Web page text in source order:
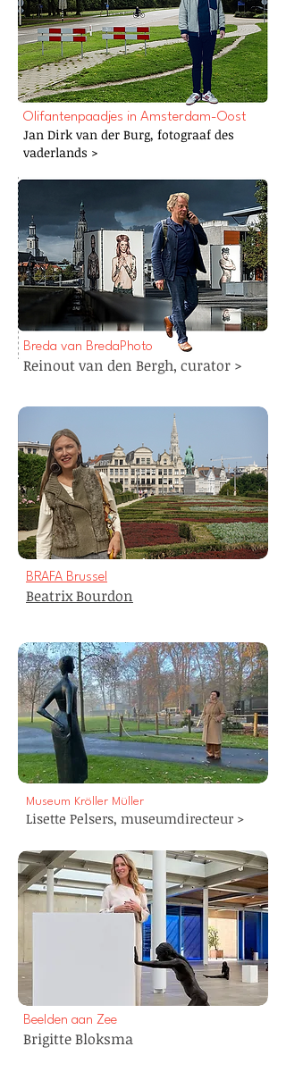
Olifantenpaadjes in Amsterdam-Oost
Jan Dirk van der Burg, fotograaf des
vaderlands >
Breda van BredaPhoto
Reinout van den Bergh, curator >
BRAFA Brussel
Beatrix Bourdon
Museum Kröller Müller
Lisette Pelsers, museumdirecteur >
Beelden aan Zee
Brigitte Bloksma